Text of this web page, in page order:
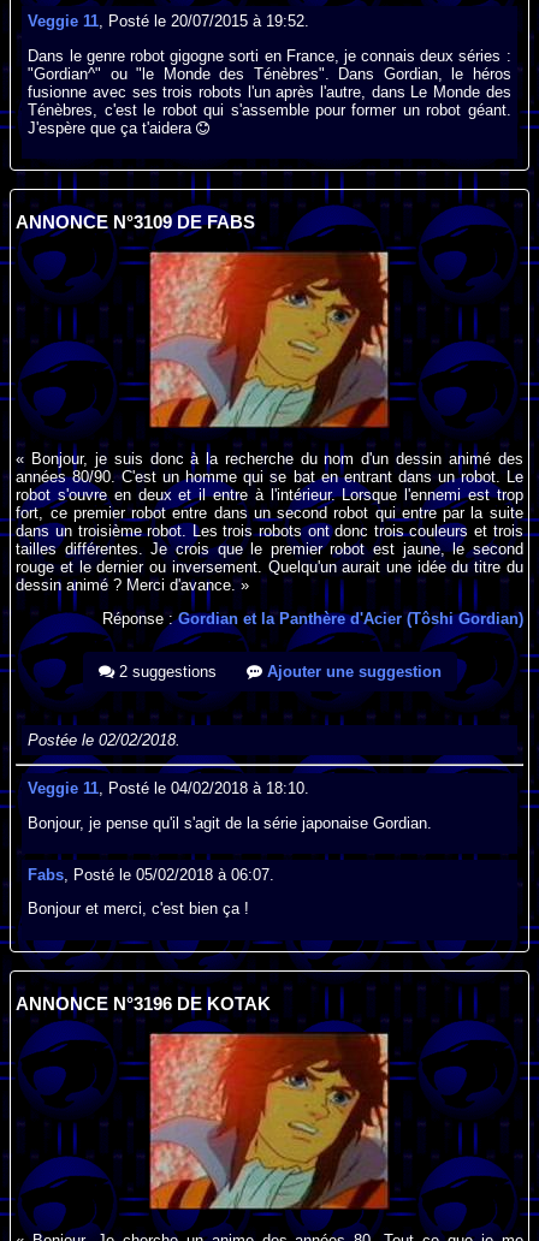
Veggie 11, Posté le 20/07/2015 à 19:52.
Dans le genre robot gigogne sorti en France, je connais deux séries :
"Gordian^" ou "le Monde des Ténèbres". Dans Gordian, le héros
fusionne avec ses trois robots l'un après l'autre, dans Le Monde des
Ténèbres, c'est le robot qui s'assemble pour former un robot géant.
J'espère que ça t'aidera
ANNONCE N°3109 DE FABS
« Bonjour, je suis donc à la recherche du nom d'un dessin animé des
années 80/90. C'est un homme qui se bat en entrant dans un robot. Le
robot s'ouvre en deux et il entre à l'intérieur. Lorsque l'ennemi est trop
fort, ce premier robot entre dans un second robot qui entre par la suite
dans un troisième robot. Les trois robots ont donc trois couleurs et trois
tailles différentes. Je crois que le premier robot est jaune, le second
rouge et le dernier ou inversement. Quelqu'un aurait une idée du titre du
dessin animé ? Merci d'avance. »
Réponse :Gordian et la Panthère d'Acier (Tôshi Gordian)
2 suggestions Ajouter une suggestion
Postée le 02/02/2018.
Veggie 11, Posté le 04/02/2018 à 18:10.
Bonjour, je pense qu'il s'agit de la série japonaise Gordian.
Fabs, Posté le 05/02/2018 à 06:07.
Bonjour et merci, c'est bien ça !
ANNONCE N°3196 DE KOTAK